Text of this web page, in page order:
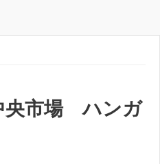
央市場 ハンガ